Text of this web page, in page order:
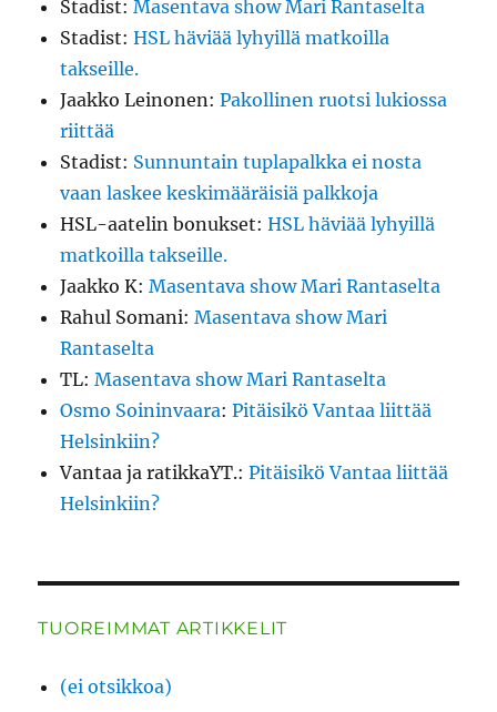
Stadist:Masentava show Mari Rantaselta
Stadist:HSL häviää lyhyillä matkoilla
takseille.
Jaakko Leinonen:Pakollinen ruotsi lukiossa
riittää
Stadist: Sunnuntain tuplapalkka ei nosta
vaan laskee keskimääräisiä palkkoja
HSL-aatelin bonukset:HSL häviää lyhyillä
matkoilla takseille.
Jaakko K:Masentava show Mari Rantaselta
Rahul Somani:Masentava show Mari
Rantaselta
TL:Masentava show Mari Rantaselta
Osmo Soininvaara:Pitäisikö Vantaa liittää
Helsinkiin?
Vantaa ja ratikkaYT.:Pitäisikö Vantaa liittää
Helsinkiin?
TUOREIMMAT ARTIKKELIT
(ei otsikkoa)